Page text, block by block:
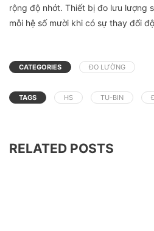
rộng độ nhớt. Thiết bị đo lưu lượng
mỗi hệ số mười khi có sự thay đổi
CATEGORIES ĐO LƯỜNG
TAGS HS TU-BIN
RELATED POSTS